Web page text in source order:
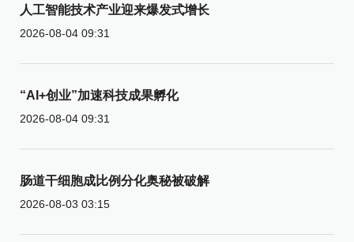
人工智能技术产业迎来爆发式增长
2026-08-04 09:31
“AI+创业”加速科技成果孵化
2026-08-04 09:31
肠道干细胞成比例分化奥秘被破解
2026-08-03 03:15